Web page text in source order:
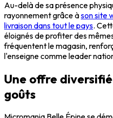
Au-delà de sa présence
rayonnement grâce àson site
livraison dans tout le pays.
éloignés de profiter des
fréquentent le magasin,
l'enseigne comme leader
Une offre
goûts